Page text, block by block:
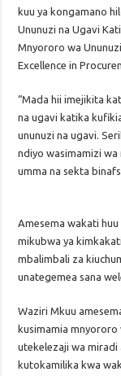
kuu ya kongamano
Ununuzi na Ugavi
Mnyororo wa
Excellence in
“Mada hii imejikita
na ugavi katika
ununuzi na ugavi.
ndiyo wasimamizi
umma na sekta
Amesema wakati
mikubwa ya
mbalimbali za
unategemea sana
Waziri Mkuu
kusimamia mnyororo
utekelezaji wa miradi
kutokamilika kwa